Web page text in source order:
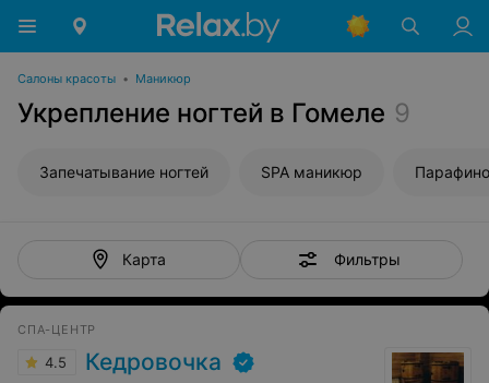
Салоны красоты • Маникюр
Укрепление ногтей в Гомеле 9
Запечатывание ногтей SPA маникюр
Карта Фильтры
СПА-ЦЕНТР
4.5 Кедровочка